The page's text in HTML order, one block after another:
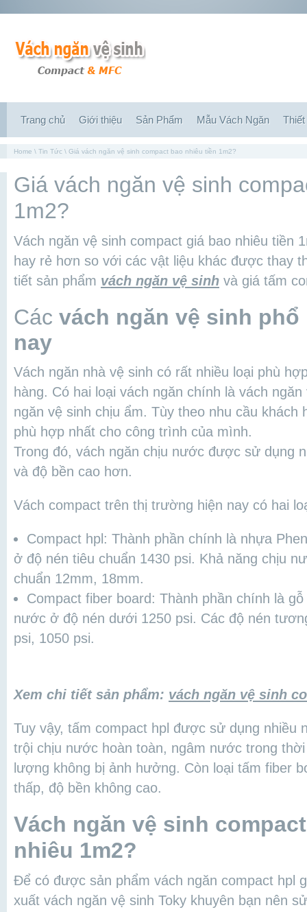
Trang chủ Giới thiệu Sản Phẩm Mẫu Vách Ngăn
Home \ Tin Tức \ Giá vách ngăn vệ sinh compact bao nhiêu tiền 1m2?
Giá vách ngăn vệ sinh
1m2?
Vách ngăn vệ sinh compact giá bao nhiêu tiền
hay rẻ hơn so với các vật liệu khác được thay
tiết sản phẩm vách ngăn vệ sinh và giá tấm
Các vách ngăn vệ sinh
nay
Vách ngăn nhà vệ sinh có rất nhiều loại phù
hàng. Có hai loại vách ngăn chính là vách
ngăn vệ sinh chịu ẩm. Tùy theo nhu cầu khách
phù hợp nhất cho công trình của mình.
Trong đó, vách ngăn chịu nước được sử dụng
và độ bền cao hơn.
Vách compact trên thị trường hiện nay có hai
Compact hpl: Thành phần chính là nhựa
ở độ nén tiêu chuẩn 1430 psi. Khả năng chịu
chuẩn 12mm, 18mm.
Compact fiber board: Thành phần chính là
nước ở độ nén dưới 1250 psi. Các độ nén
psi, 1050 psi.
Xem chi tiết sản phẩm: vách ngăn vệ sinh
Tuy vậy, tấm compact hpl được sử dụng nhiều
trội chịu nước hoàn toàn, ngâm nước trong
lượng không bị ảnh hưởng. Còn loại tấm fiber
thấp, độ bền không cao.
Vách ngăn vệ sinh
nhiêu 1m2?
Để có được sản phẩm vách ngăn compact hpl
xuất vách ngăn vệ sinh Toky khuyên bạn nên